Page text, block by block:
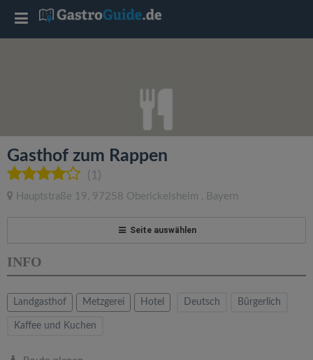
Gasthof zum Rappen
(1)
Hauptstraße 19, 97258 Oberickelsheim , Bayern
Seite auswählen
INFO
Landgasthof Metzgerei Hotel Deutsch Bürgerlich
Kaffee und Kuchen
T
l
e
a
v